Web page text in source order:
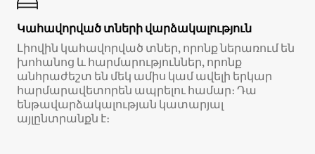
Կահավորված տների վարձակալություն
Լիովին կահավորված տներ, որոնք ներառում են
խոհանոց և հարմարություններ, որոնք
անհրաժեշտ են մեկ ամիս կամ ավելի երկար
հարմարավետորեն ապրելու համար։ Դա
ենթավարձակալության կատարյալ
այլընտրանքն է։